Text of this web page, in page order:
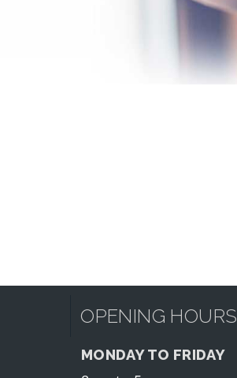
OPENING HOURS
MONDAY TO FRIDAY